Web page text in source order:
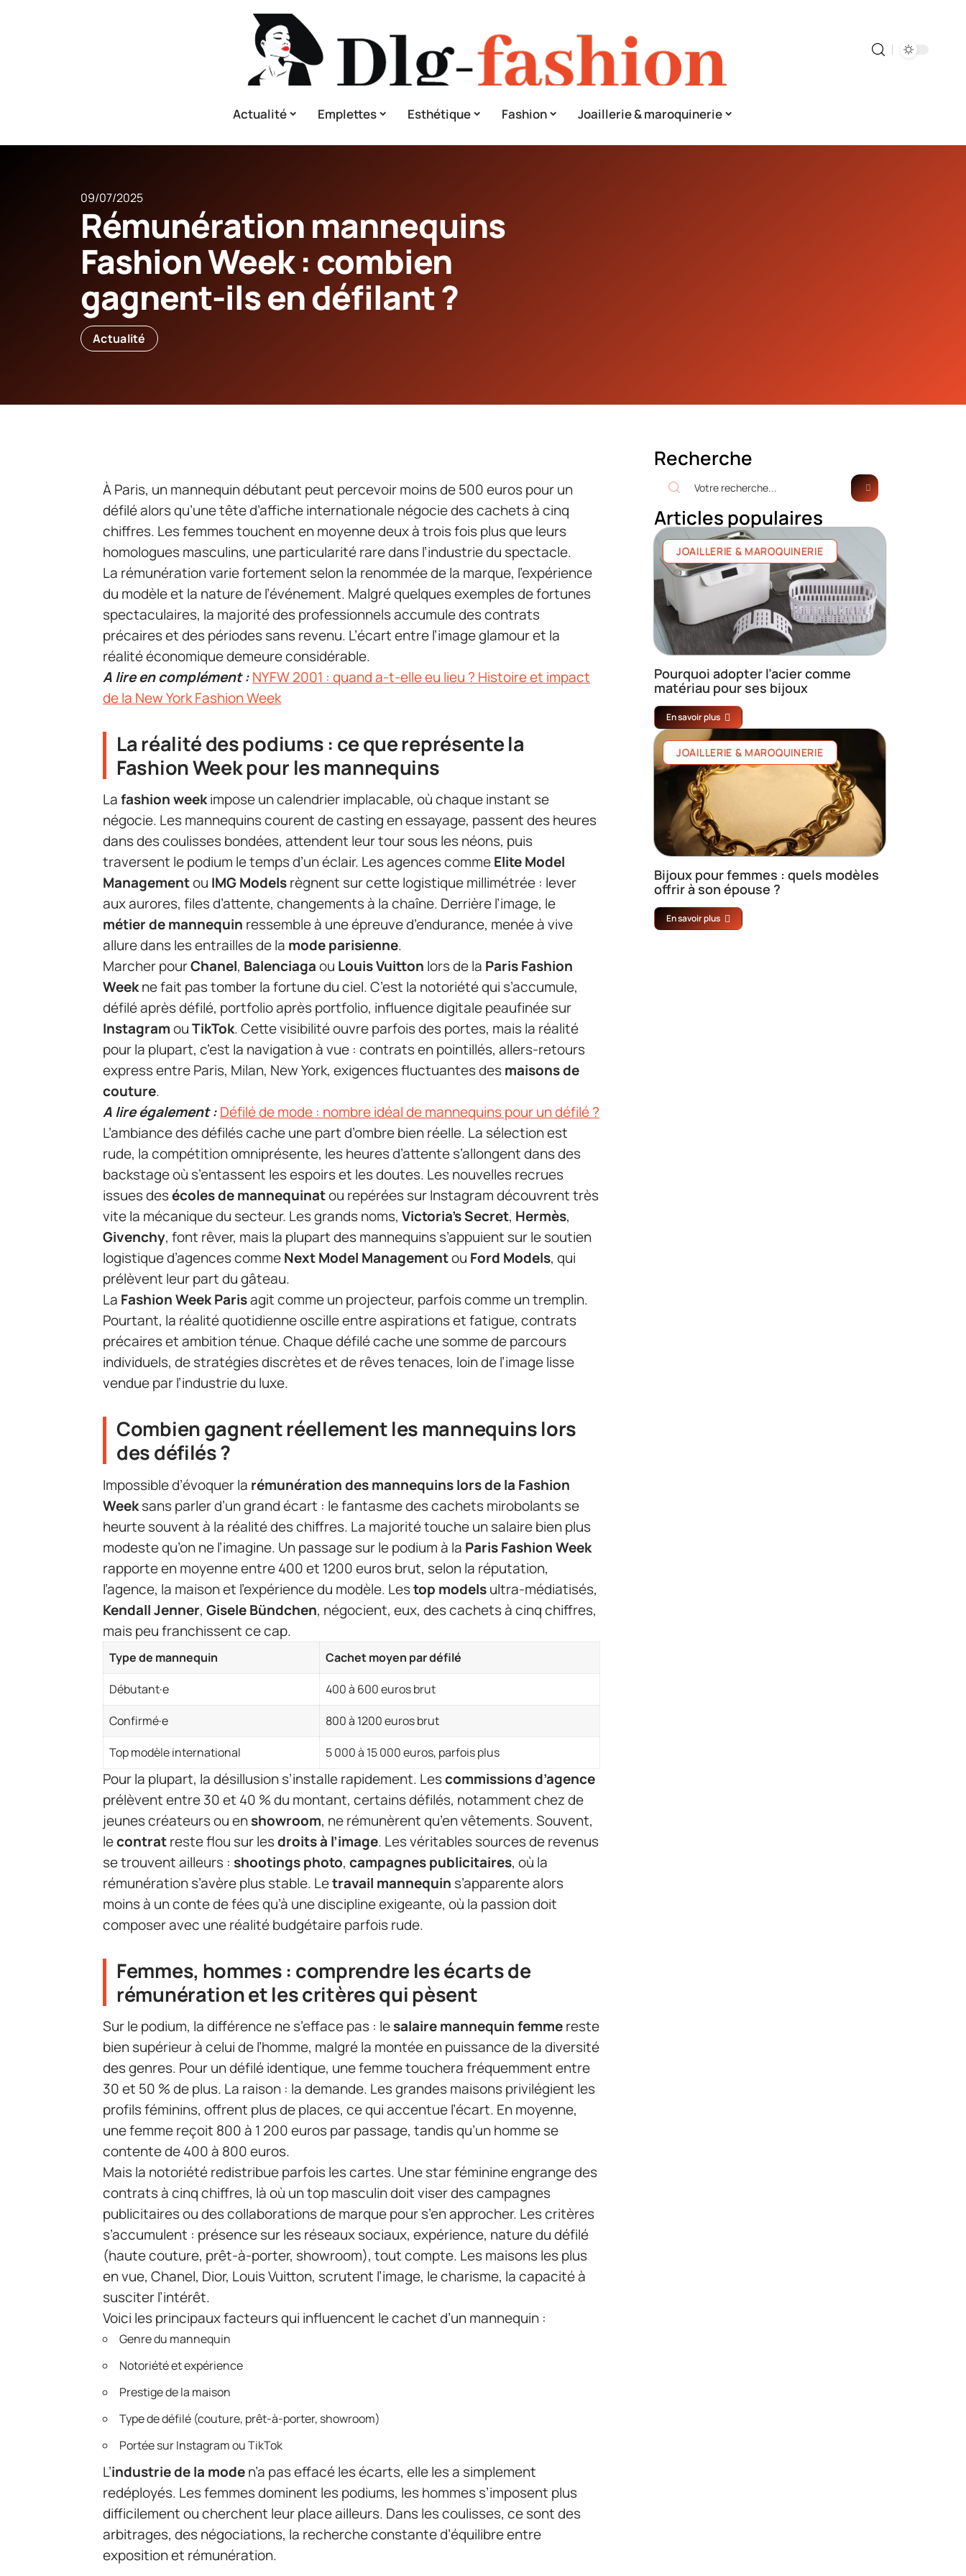
Actualité Emplettes Esthétique Fashion Joaillerie & maroquinerie
09/07/2025
Rémunération mannequins
Fashion Week : combien
gagnent-ils en défilant ?
Actualité
À Paris, un mannequin débutant peut percevoir moins de 500 euros pour un
défilé alors qu’une tête d’affiche internationale négocie des cachets à cinq
chiffres. Les femmes touchent en moyenne deux à trois fois plus que leurs
homologues masculins, une particularité rare dans l’industrie du spectacle.
La rémunération varie fortement selon la renommée de la marque, l’expérience
du modèle et la nature de l’événement. Malgré quelques exemples de fortunes
spectaculaires, la majorité des professionnels accumule des contrats
précaires et des périodes sans revenu. L’écart entre l’image glamour et la
réalité économique demeure considérable.
A lire en complément :NYFW 2001 : quand a-t-elle eu lieu ? Histoire et impact
de la New York Fashion Week
La réalité des podiums : ce que représente la
Fashion Week pour les mannequins
Lafashion weekimpose un calendrier implacable, où chaque instant se
négocie. Les mannequins courent de casting en essayage, passent des heures
dans des coulisses bondées, attendent leur tour sous les néons, puis
traversent le podium le temps d’un éclair. Les agences commeElite Model
Managementou IMG Modelsrègnent sur cette logistique millimétrée : lever
aux aurores, files d’attente, changements à la chaîne. Derrière l’image, le
métier de mannequin ressemble à une épreuve d’endurance, menée à vive
allure dans les entrailles de la mode parisienne.
Marcher pourChanel, Balenciagaou Louis Vuitton lors de la Paris Fashion
Weekne fait pas tomber la fortune du ciel. C’est la notoriété qui s’accumule,
défilé après défilé, portfolio après portfolio, influence digitale peaufinée sur
InstagramouTikTok. Cette visibilité ouvre parfois des portes, mais la réalité
pour la plupart, c’est la navigation à vue : contrats en pointillés, allers-retours
express entre Paris, Milan, New York, exigences fluctuantes desmaisons de
couture.
A lire également :Défilé de mode : nombre idéal de mannequins pour un défilé ?
L’ambiance des défilés cache une part d’ombre bien réelle. La sélection est
rude, la compétition omniprésente, les heures d’attente s’allongent dans des
backstage où s’entassent les espoirs et les doutes. Les nouvelles recrues
issues desécoles de mannequinatou repérées sur Instagram découvrent très
vite la mécanique du secteur. Les grands noms, Victoria’s Secret, Hermès,
Givenchy, font rêver, mais la plupart des mannequins s’appuient sur le soutien
logistique d’agences commeNext Model Managementou Ford Models, qui
prélèvent leur part du gâteau.
La Fashion Week Parisagit comme un projecteur, parfois comme un tremplin.
Pourtant, la réalité quotidienne oscille entre aspirations et fatigue, contrats
précaires et ambition ténue. Chaque défilé cache une somme de parcours
individuels, de stratégies discrètes et de rêves tenaces, loin de l’image lisse
vendue par l’industrie du luxe.
Combien gagnent réellement les mannequins lors
des défilés ?
Impossible d’évoquer la rémunération des mannequins lors de la Fashion
Weeksans parler d’un grand écart : le fantasme des cachets mirobolants se
heurte souvent à la réalité des chiffres. La majorité touche un salaire bien plus
modeste qu’on ne l’imagine. Un passage sur le podium à la Paris Fashion Week
rapporte en moyenne entre 400 et 1200 euros brut, selon la réputation,
l’agence, la maison et l’expérience du modèle. Lestop modelsultra-médiatisés,
Kendall Jenner, Gisele Bündchen, négocient, eux, des cachets à cinq chiffres,
mais peu franchissent ce cap.
Type de mannequin
Cachet moyen par défilé
Débutant·e
400 à 600 euros brut
Confirmé·e
800 à 1200 euros brut
Top modèle international
5 000 à 15 000 euros, parfois plus
Pour la plupart, la désillusion s’installe rapidement. Lescommissions d’agence
prélèvent entre 30 et 40 % du montant, certains défilés, notamment chez de
jeunes créateurs ou enshowroom, ne rémunèrent qu’en vêtements. Souvent,
lecontratreste flou sur lesdroits à l’image. Les véritables sources de revenus
se trouvent ailleurs : shootings photo, campagnes publicitaires, où la
rémunération s’avère plus stable. Letravail mannequin s’apparente alors
moins à un conte de fées qu’à une discipline exigeante, où la passion doit
composer avec une réalité budgétaire parfois rude.
Femmes, hommes : comprendre les écarts de
rémunération et les critères qui pèsent
Sur le podium, la différence ne s’efface pas : lesalaire mannequin femmereste
bien supérieur à celui de l’homme, malgré la montée en puissance de la diversité
des genres. Pour un défilé identique, une femme touchera fréquemment entre
30 et 50 % de plus. La raison : la demande. Les grandes maisons privilégient les
profils féminins, offrent plus de places, ce qui accentue l’écart. En moyenne,
une femme reçoit 800 à 1 200 euros par passage, tandis qu’un homme se
contente de 400 à 800 euros.
Mais la notoriété redistribue parfois les cartes. Une star féminine engrange des
contrats à cinq chiffres, là où un top masculin doit viser des campagnes
publicitaires ou des collaborations de marque pour s’en approcher. Les critères
s’accumulent : présence sur les réseaux sociaux, expérience, nature du défilé
(haute couture, prêt-à-porter, showroom), tout compte. Les maisons les plus
en vue, Chanel, Dior, Louis Vuitton, scrutent l’image, le charisme, la capacité à
susciter l’intérêt.
Voici les principaux facteurs qui influencent le cachet d’un mannequin :
Genre du mannequin
Notoriété et expérience
Prestige de la maison
Type de défilé (couture, prêt-à-porter, showroom)
Portée sur Instagram ou TikTok
L’industrie de la moden’a pas effacé les écarts, elle les a simplement
redéployés. Les femmes dominent les podiums, les hommes s’imposent plus
difficilement ou cherchent leur place ailleurs. Dans les coulisses, ce sont des
arbitrages, des négociations, la recherche constante d’équilibre entre
exposition et rémunération.
Recherche
Articles populaires
JOAILLERIE & MAROQUINERIE
Pourquoi adopter l’acier comme
matériau pour ses bijoux
En savoir plus
JOAILLERIE & MAROQUINERIE
Bijoux pour femmes : quels modèles
offrir à son épouse ?
En savoir plus